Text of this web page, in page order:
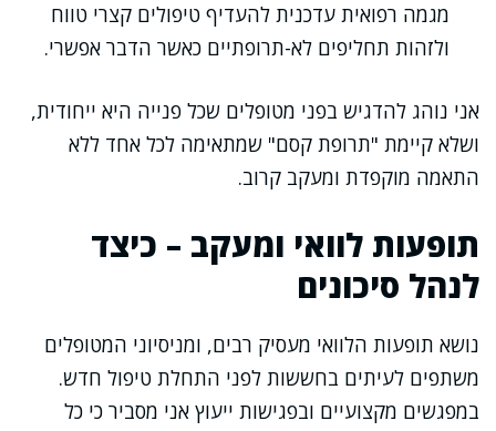
מגמה רפואית עדכנית להעדיף טיפולים קצרי טווח
ולזהות תחליפים לא-תרופתיים כאשר הדבר אפשרי.
אני נוהג להדגיש בפני מטופלים שכל פנייה היא ייחודית,
ושלא קיימת "תרופת קסם" שמתאימה לכל אחד ללא
התאמה מוקפדת ומעקב קרוב.
תופעות לוואי ומעקב – כיצד
לנהל סיכונים
נושא תופעות הלוואי מעסיק רבים, ומניסיוני המטופלים
משתפים לעיתים בחששות לפני התחלת טיפול חדש.
במפגשים מקצועיים ובפגישות ייעוץ אני מסביר כי כל